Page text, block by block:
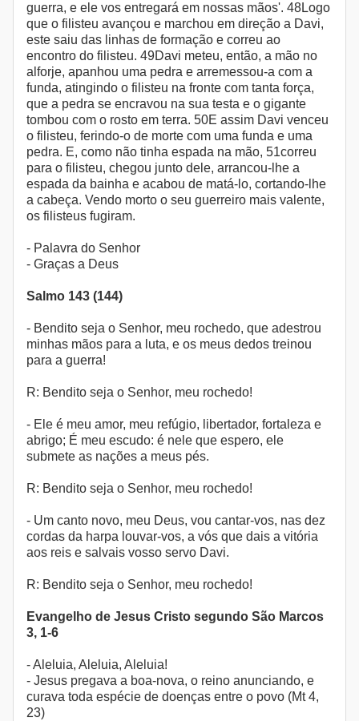
guerra, e ele vos entregará em nossas mãos'. 48Logo
que o filisteu avançou e marchou em direção a Davi,
este saiu das linhas de formação e correu ao
encontro do filisteu. 49Davi meteu, então, a mão no
alforje, apanhou uma pedra e arremessou-a com a
funda, atingindo o filisteu na fronte com tanta força,
que a pedra se encravou na sua testa e o gigante
tombou com o rosto em terra. 50E assim Davi venceu
o filisteu, ferindo-o de morte com uma funda e uma
pedra. E, como não tinha espada na mão, 51correu
para o filisteu, chegou junto dele, arrancou-lhe a
espada da bainha e acabou de matá-lo, cortando-lhe
a cabeça. Vendo morto o seu guerreiro mais valente,
os filisteus fugiram.
- Palavra do Senhor
- Graças a Deus
Salmo 143 (144)
- Bendito seja o Senhor, meu rochedo, que adestrou
minhas mãos para a luta, e os meus dedos treinou
para a guerra!
R: Bendito seja o Senhor, meu rochedo!
- Ele é meu amor, meu refúgio, libertador, fortaleza e
abrigo; É meu escudo: é nele que espero, ele
submete as nações a meus pés.
R: Bendito seja o Senhor, meu rochedo!
- Um canto novo, meu Deus, vou cantar-vos, nas dez
cordas da harpa louvar-vos, a vós que dais a vitória
aos reis e salvais vosso servo Davi.
R: Bendito seja o Senhor, meu rochedo!
Evangelho de Jesus Cristo segundo São Marcos
3, 1-6
- Aleluia, Aleluia, Aleluia!
- Jesus pregava a boa-nova, o reino anunciando, e
curava toda espécie de doenças entre o povo (Mt 4,
23)